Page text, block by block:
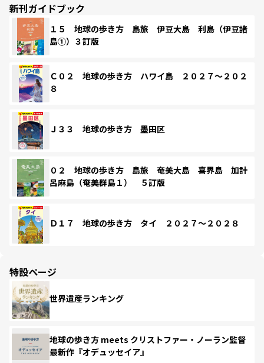
新刊ガイドブック
１５ 地球の歩き方 島旅 伊豆大島 利島（伊豆諸
島①）３訂版
Ｃ０２ 地球の歩き方 ハワイ島 ２０２７～２０２
８
Ｊ３３ 地球の歩き方 墨田区
０２ 地球の歩き方 島旅 奄美大島 喜界島 加計
呂麻島（奄美群島１） ５訂版
Ｄ１７ 地球の歩き方 タイ ２０２７～２０２８
特設ページ
世界遺産ランキング
地球の歩き方 meets クリストファー・ノーラン監督
最新作『オデュッセイア』